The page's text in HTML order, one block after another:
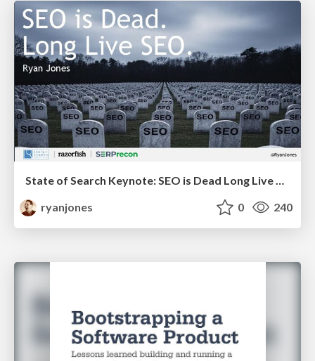
State of Search Keynote: SEO is Dead Long Live SEO
ryanjones
0 240